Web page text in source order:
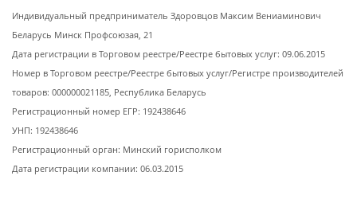
Индивидуальный предприниматель Здоровцов Максим Вениаминович
Беларусь Минск Профсоюзая, 21
Дата регистрации в Торговом реестре/Реестре бытовых услуг: 09.06.2015
Номер в Торговом реестре/Реестре бытовых услуг/Регистре производителей
товаров: 000000021185, Республика Беларусь
Регистрационный номер ЕГР: 192438646
УНП: 192438646
Регистрационный орган: Минский горисполком
Дата регистрации компании: 06.03.2015